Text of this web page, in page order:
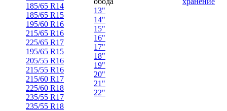
185/65 R14
185/65 R15
195/60 R16
215/65 R16
225/65 R17
195/65 R15
205/55 R16
215/55 R16
215/60 R17
225/60 R18
235/55 R17
235/55 R18
13"
14"
15"
16"
17"
18"
19"
20"
21"
22"